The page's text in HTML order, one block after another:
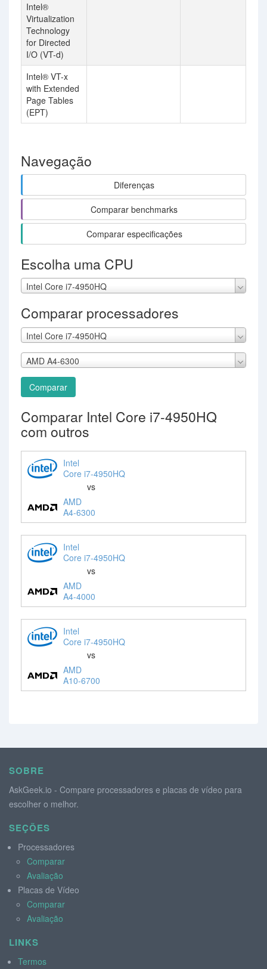
Intel®
Virtualization
Technology
for Directed
I/O (VT-d)
Intel® VT-x
with Extended
Page Tables
(EPT)
Navegação
Diferenças
Comparar benchmarks
Comparar especificações
Escolha uma CPU
Intel Core i7-4950HQ
Comparar processadores
Intel Core i7-4950HQ
AMD A4-6300
Comparar
Comparar Intel Core i7-4950HQ
com outros
Intel
Core i7-4950HQ
vs
AMD
A4-6300
Intel
Core i7-4950HQ
vs
AMD
A4-4000
Intel
Core i7-4950HQ
vs
AMD
A10-6700
SOBRE
AskGeek.io - Compare processadores e placas de vídeo para
escolher o melhor.
SEÇÕES
Processadores
Comparar
Avaliação
Placas de Vídeo
Comparar
Avaliação
LINKS
Termos